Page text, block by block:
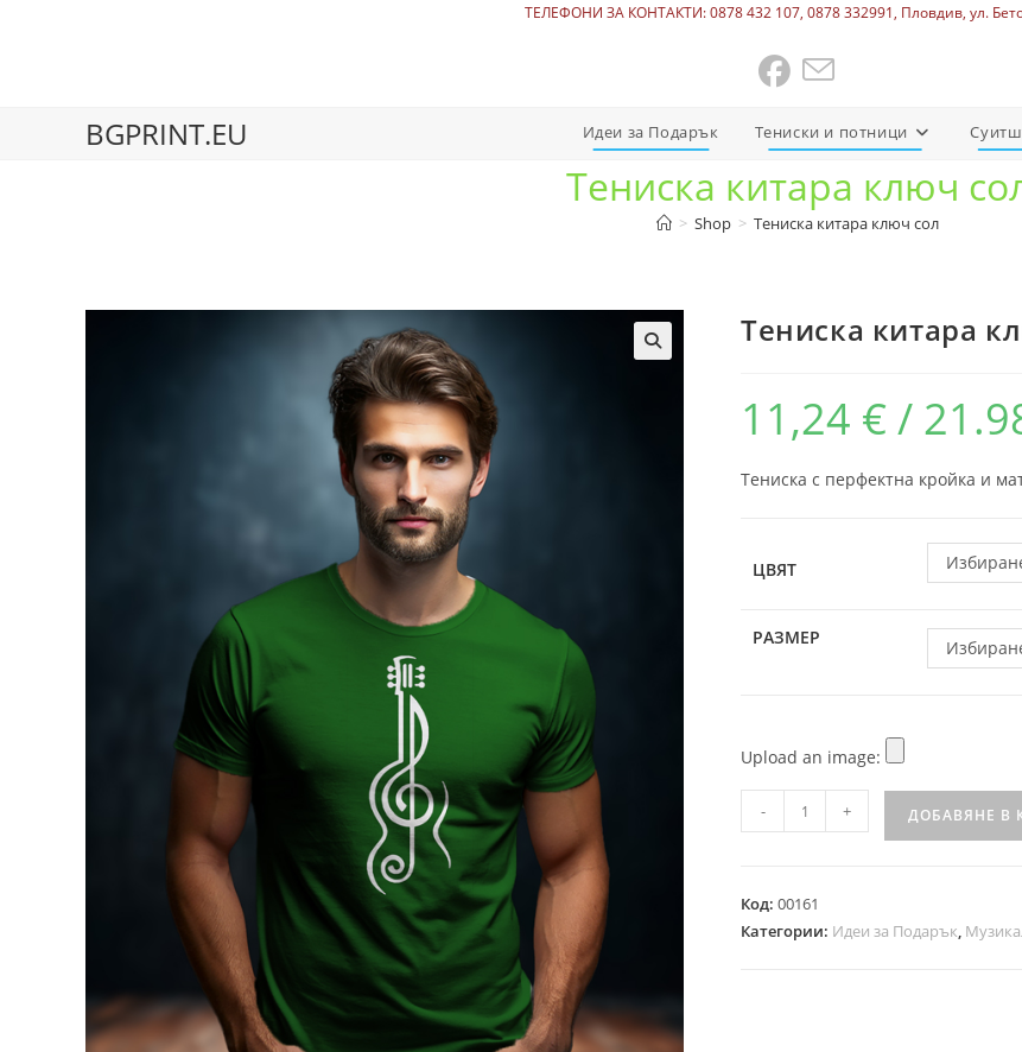
ТЕЛЕФОНИ ЗА КОНТАКТИ: 0878 432 107, 0878 332991, Пловдив, ул.
BGPRINT.EU Идеи за Подарък Тениски и потници
Тениска китара ключ
> Shop > Тениска китара ключ сол
Тениска китара
11,24 € /
Тениска с перфектна кройка и
ЦВЯТ
РАЗМЕР
Upload an image:
- + ДОБАВЯНЕ В
Код: 00161
Категории: Идеи за Подарък,